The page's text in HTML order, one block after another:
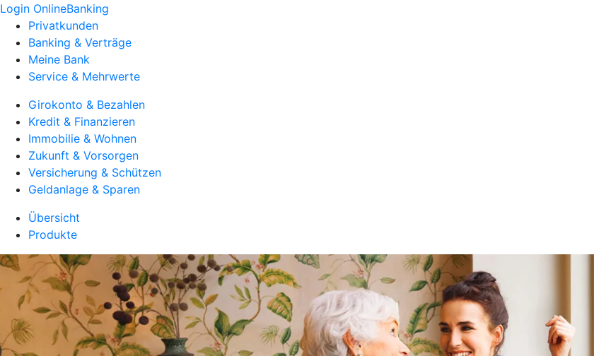
Login OnlineBanking
Privatkunden
Banking & Verträge
Meine Bank
Service & Mehrwerte
Girokonto & Bezahlen
Kredit & Finanzieren
Immobilie & Wohnen
Zukunft & Vorsorgen
Versicherung & Schützen
Geldanlage & Sparen
Übersicht
Produkte